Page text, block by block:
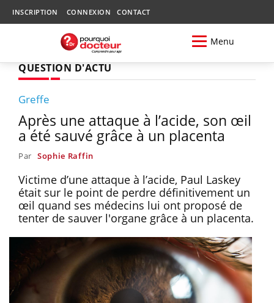
INSCRIPTION CONNEXION CONTACT
Menu
QUESTION D'ACTU
Greffe
Après une attaque à l’acide, son œil
a été sauvé grâce à un placenta
Par Sophie Raffin
Victime d’une attaque à l’acide, Paul Laskey
était sur le point de perdre définitivement un
œil quand ses médecins lui ont proposé de
tenter de sauver l'organe grâce à un placenta.